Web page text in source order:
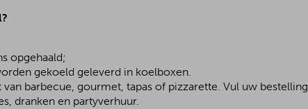
opgehaald;
gekoeld geleverd in koelboxen.
barbecue, gourmet, tapas of pizzarette. Vul uw bestelling
dranken en partyverhuur.